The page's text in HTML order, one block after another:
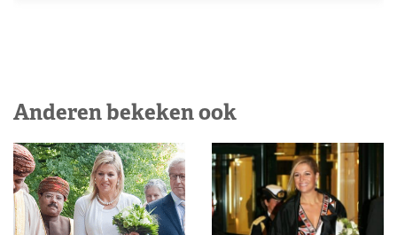
Anderen bekeken ook